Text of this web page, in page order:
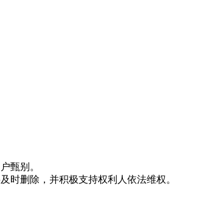
甄别。
时删除，并积极支持权利人依法维权。